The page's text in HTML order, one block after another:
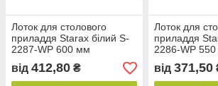
Лоток для столового
приладдя Starax білий S-
2287-WР 600 мм
від 412,80 ₴
Лоток для
приладдя
2286-WР
від 371,50